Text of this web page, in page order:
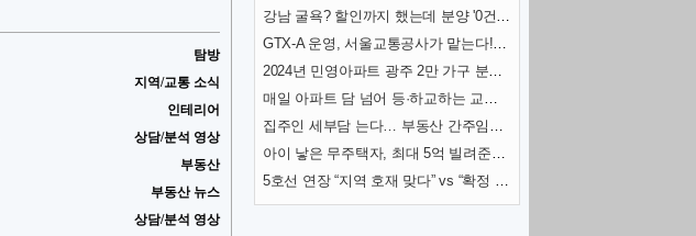
탐방
지역/교통 소식
인테리어
상담/분석 영상
부동산
부동산 뉴스
상담/분석 영상
강남 굴욕? 할인까지 했는데 분양 '0건'…통째로 공매 나온 이곳
GTX-A 운영, 서울교통공사가 맡는다! 내년 개통 준비 착착
2024년 민영아파트 광주 2만 가구 분양 예정
매일 아파트 담 넘어 등·하교하는 교대생들…무슨 일?
집주인 세부담 는다… 부동산 간주임대료 이자율 3.5%로 인상
아이 낳은 무주택자, 최대 5억 빌려준다…특례대출 살펴보니
5호선 연장 “지역 호재 맞다” vs “확정 아니고, 시장침체”… 전문가 전망 엇갈려